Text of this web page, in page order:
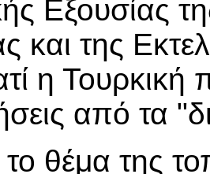
Εξουσίας
και της
η Τουρκική
από τα
το θέμα της